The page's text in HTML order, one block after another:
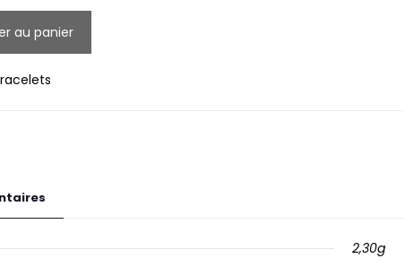
au panier
2,30g